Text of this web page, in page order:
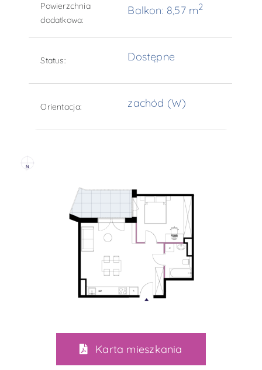
Powierzchnia
dodatkowa:
Balkon: 8,57 m2
Status: Dostępne
Orientacja: zachód (W)
Karta mieszkania